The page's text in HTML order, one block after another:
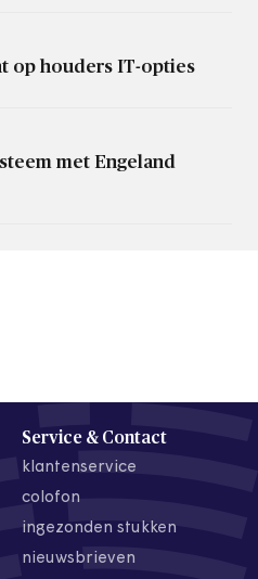
op houders IT-opties
met Engeland
Service & Contact
klantenservice
colofon
ingezonden stukken
nieuwsbrieven